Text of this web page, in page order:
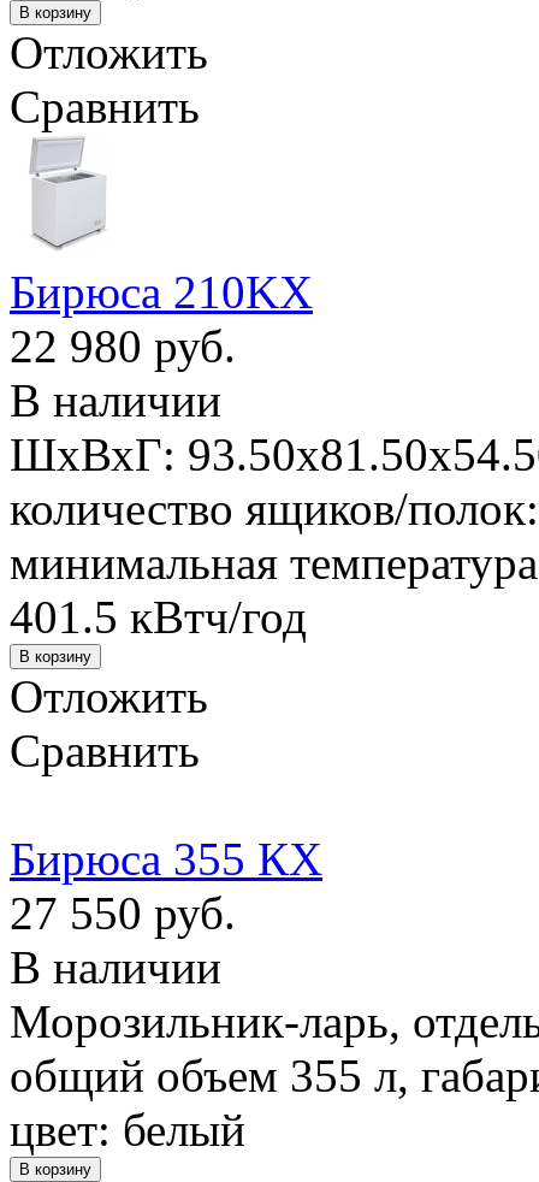
Отложить
Сравнить
Бирюса 210KX
22 980 руб.
В наличии
ШхВхГ:
количество ящиков/
минимальная
401.5 кВтч/год
Отложить
Сравнить
Бирюса 355 КХ
27 550 руб.
В наличии
Морозильник-ларь,
общий объем 355 л,
цвет: белый